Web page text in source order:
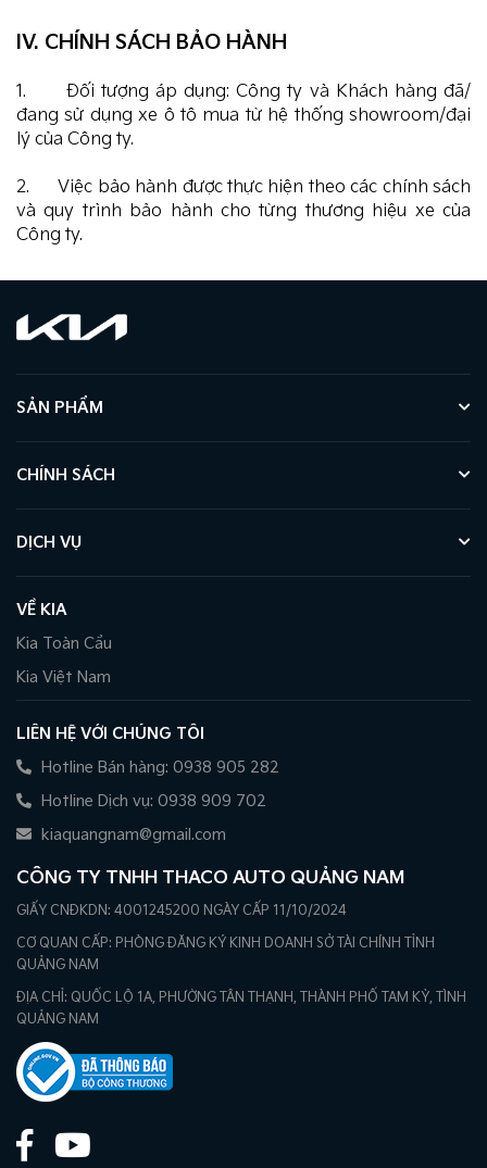
IV. CHÍNH SÁCH BẢO HÀNH
1. Đối tượng áp dụng: Công ty và Khách hàng đã/
đang sử dụng xe ô tô mua từ hệ thống showroom/đại
lý của Công ty.
2. Việc bảo hành được thực hiện theo các chính sách
và quy trình bảo hành cho từng thương hiệu xe của
Công ty.
SẢN PHẨM
CHÍNH SÁCH
DỊCH VỤ
VỀ KIA
Kia Toàn Cầu
Kia Việt Nam
LIÊN HỆ VỚI CHÚNG TÔI
Hotline Bán hàng: 0938 905 282
Hotline Dịch vụ: 0938 909 702
kiaquangnam@gmail.com
CÔNG TY TNHH THACO AUTO QUẢNG NAM
GIẤY CNĐKDN: 4001245200 NGÀY CẤP 11/10/2024
CƠ QUAN CẤP: PHÒNG ĐĂNG KÝ KINH DOANH SỞ TÀI CHÍNH TỈNH
QUẢNG NAM
ĐỊA CHỈ: QUỐC LỘ 1A, PHƯỜNG TÂN THẠNH, THÀNH PHỐ TAM KỲ, TÌNH
QUẢNG NAM